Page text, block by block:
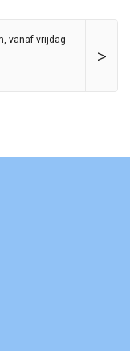
>
vanaf vrijdag